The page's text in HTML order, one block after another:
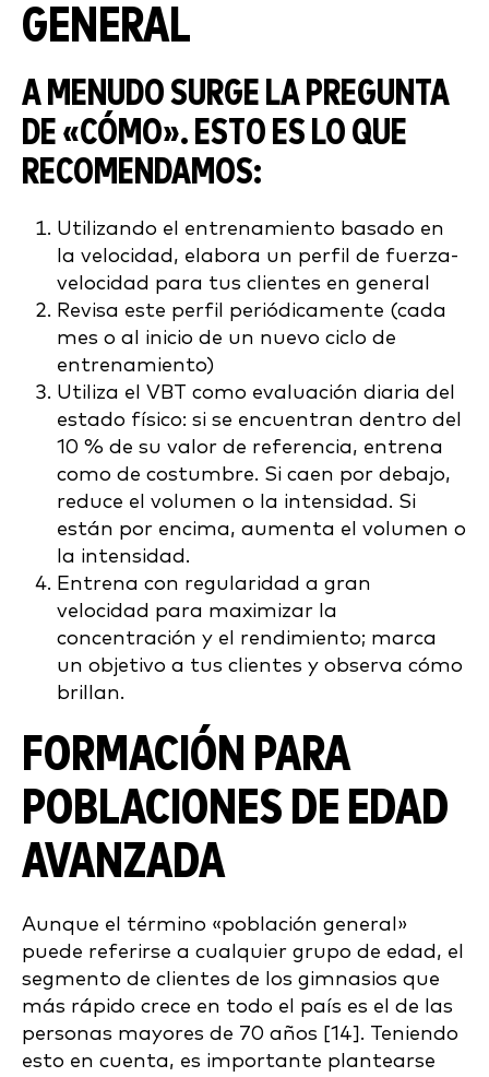
GENERAL
A MENUDO SURGE LA PREGUNTA
DE «CÓMO». ESTO ES LO QUE
RECOMENDAMOS:
Utilizando el entrenamiento basado en
la velocidad, elabora un perfil de fuerza-
velocidad para tus clientes en general
Revisa este perfil periódicamente (cada
mes o al inicio de un nuevo ciclo de
entrenamiento)
Utiliza el VBT como evaluación diaria del
estado físico: si se encuentran dentro del
10 % de su valor de referencia, entrena
como de costumbre. Si caen por debajo,
reduce el volumen o la intensidad. Si
están por encima, aumenta el volumen o
la intensidad.
Entrena con regularidad a gran
velocidad para maximizar la
concentración y el rendimiento; marca
un objetivo a tus clientes y observa cómo
brillan.
FORMACIÓN PARA
POBLACIONES DE EDAD
AVANZADA
Aunque el término «población general»
puede referirse a cualquier grupo de edad, el
segmento de clientes de los gimnasios que
más rápido crece en todo el país es el de las
personas mayores de 70 años [14]. Teniendo
esto en cuenta, es importante plantearse